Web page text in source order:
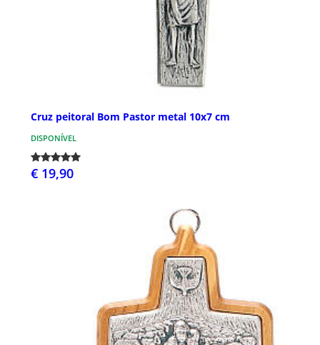
Cruz peitoral Bom Pastor metal 10x7 cm
DISPONÍVEL
€ 19,90